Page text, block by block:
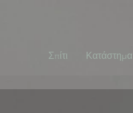
Σπίτι Κατάστημα